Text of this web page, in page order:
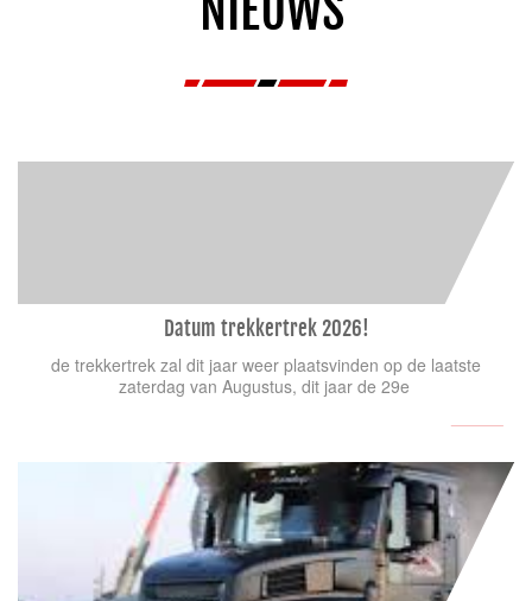
Datum trekkertrek 2026!
de trekkertrek zal dit jaar weer plaatsvinden op de laatste
zaterdag van Augustus, dit jaar de 29e